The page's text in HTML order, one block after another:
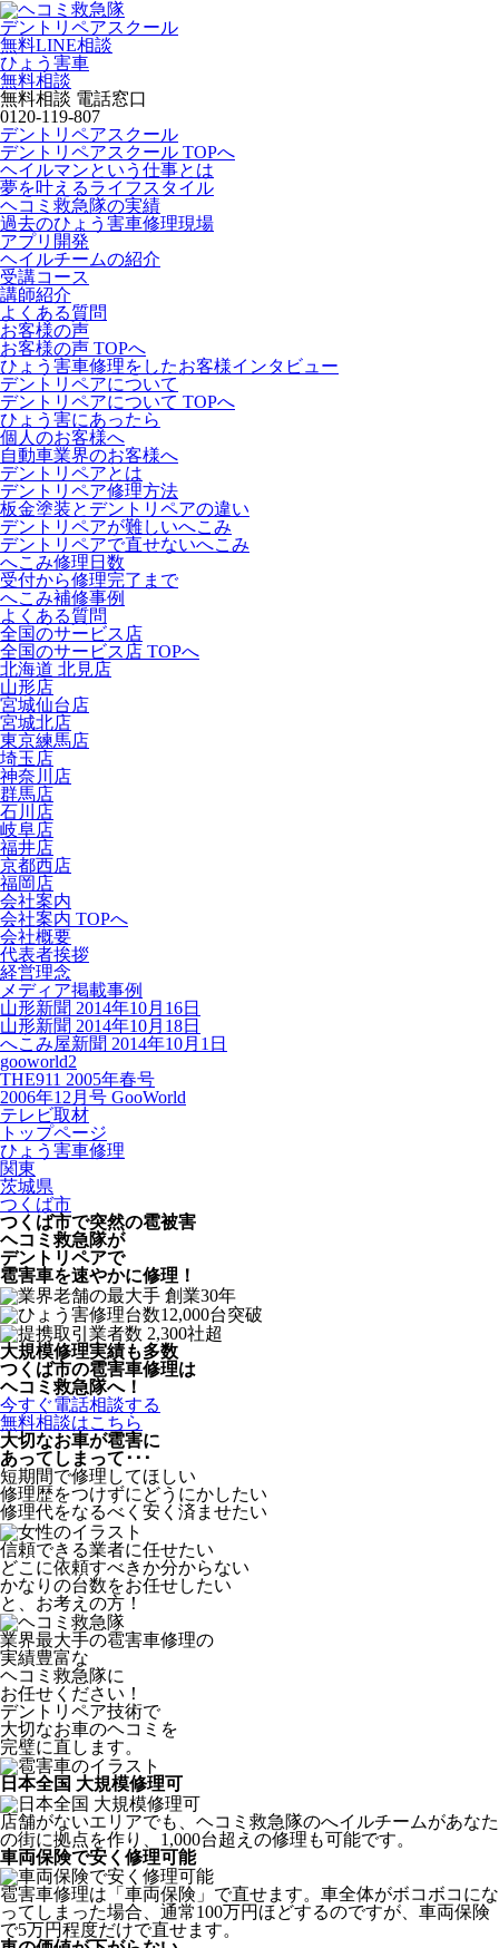
デントリペアスクール
無料LINE相談
ひょう害車
無料相談
無料相談 電話窓口
0120-119-807
デントリペアスクール
デントリペアスクール TOPへ
ヘイルマンという仕事とは
夢を叶えるライフスタイル
ヘコミ救急隊の実績
過去のひょう害車修理現場
アプリ開発
ヘイルチームの紹介
受講コース
講師紹介
よくある質問
お客様の声
お客様の声 TOPへ
ひょう害車修理をしたお客様インタビュー
デントリペアについて
デントリペアについて TOPへ
ひょう害にあったら
個人のお客様へ
自動車業界のお客様へ
デントリペアとは
デントリペア修理方法
板金塗装とデントリペアの違い
デントリペアが難しいへこみ
デントリペアで直せないへこみ
へこみ修理日数
受付から修理完了まで
へこみ補修事例
よくある質問
全国のサービス店
全国のサービス店 TOPへ
北海道 北見店
山形店
宮城仙台店
宮城北店
東京練馬店
埼玉店
神奈川店
群馬店
石川店
岐阜店
福井店
京都西店
福岡店
会社案内
会社案内 TOPへ
会社概要
代表者挨拶
経営理念
メディア掲載事例
山形新聞 2014年10月16日
山形新聞 2014年10月18日
へこみ屋新聞 2014年10月1日
gooworld2
THE911 2005年春号
2006年12月号 GooWorld
テレビ取材
トップページ
ひょう害車修理
関東
茨城県
つくば市
つくば市で突然の雹被害
ヘコミ救急隊が
デントリペアで
雹害車を速やかに修理！
大規模修理実績も多数
つくば市の雹害車修理は
ヘコミ救急隊へ！
今すぐ電話相談する
無料相談はこちら
大切なお車が雹害に
あってしまって･･･
短期間で修理してほしい
修理歴をつけずにどうにかしたい
修理代をなるべく安く済ませたい
信頼できる業者に任せたい
どこに依頼すべきか分からない
かなりの台数をお任せしたい
と、お考えの方！
業界最大手の雹害車修理の
実績豊富な
ヘコミ救急隊に
お任せください！
デントリペア技術で
大切なお車のヘコミを
完璧に直します。
日本全国 大規模修理可
店舗がないエリアでも、ヘコミ救急隊のへイルチームがあなた
の街に拠点を作り、1,000台超えの修理も可能です。
車両保険で安く修理可能
雹害車修理は「車両保険」で直せます。車全体がボコボコにな
ってしまった場合、通常100万円ほどするのですが、車両保険
で5万円程度だけで直せます。